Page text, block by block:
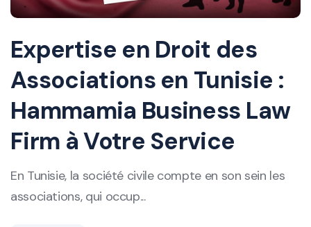
Expertise en Droit des
Associations en Tunisie :
Hammamia Business Law
Firm à Votre Service
En Tunisie, la société civile compte en son sein les
associations, qui occup...